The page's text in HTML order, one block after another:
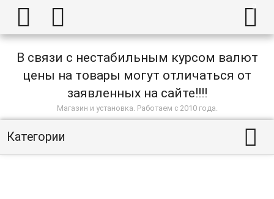
  
В связи с нестабильным курсом валют
цены на товары могут отличаться от
заявленных на сайте!!!!
Магазин и установка. Работаем с 2010 года.
Категории 